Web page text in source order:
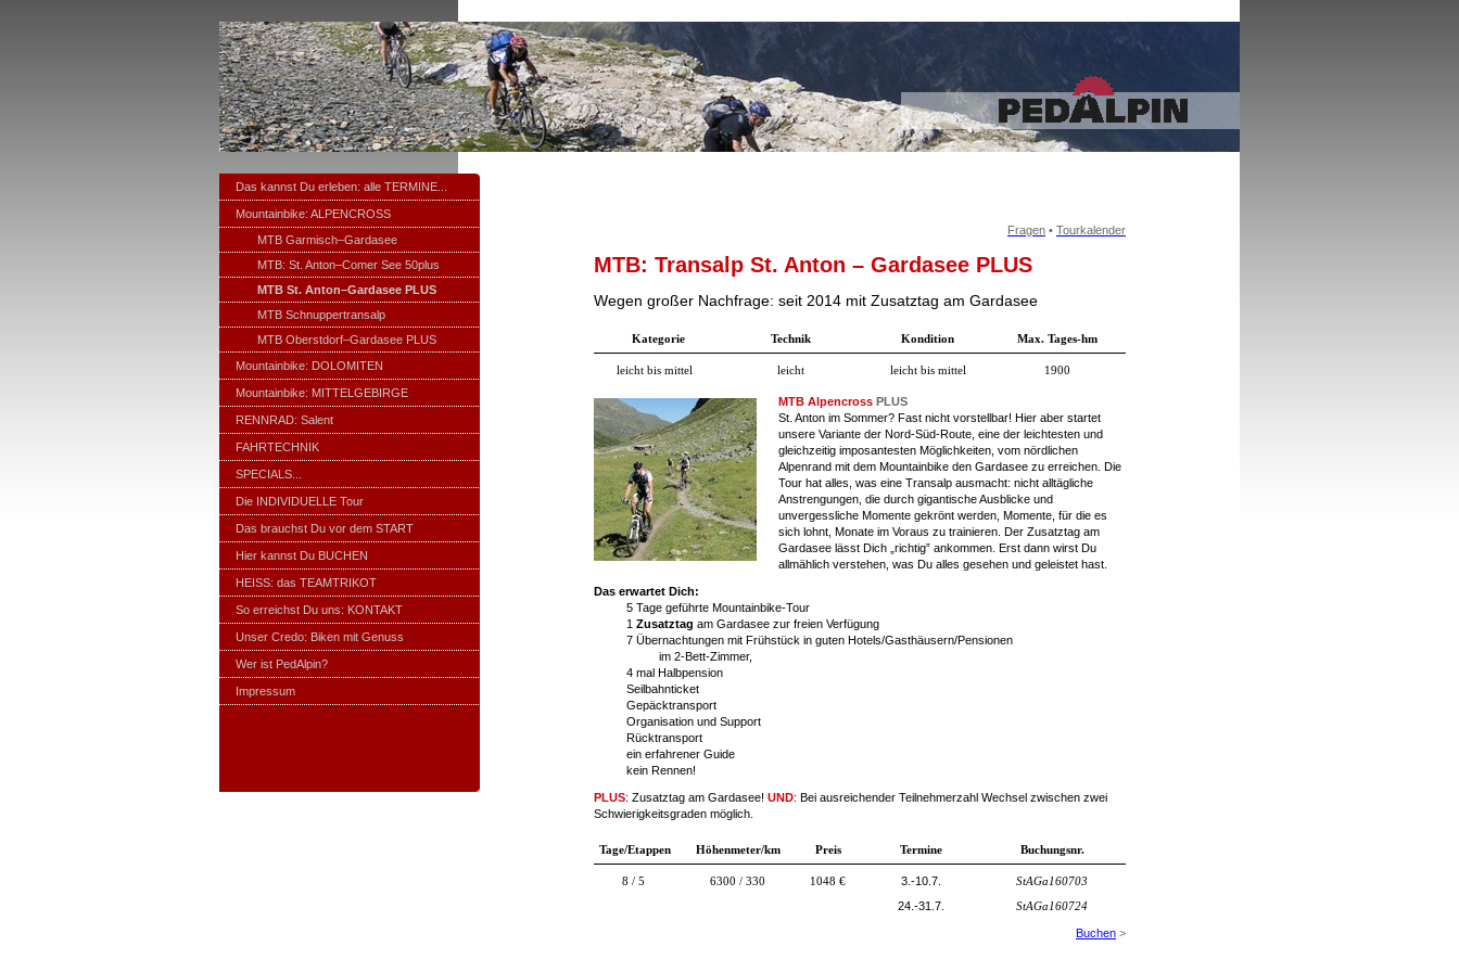
Fragen • Tourkalender
MTB: Transalp St. Anton – Gardasee PLUS
Wegen großer Nachfrage: seit 2014 mit Zusatztag am Gardasee
Kategorie Technik Kondition Max. Tages-hm
leicht bis mittel leicht leicht bis mittel 1900
MTB Alpencross PLUS
St. Anton im Sommer? Fast nicht vorstellbar! Hier aber startet
unsere Variante der Nord-Süd-Route, eine der leichtesten und
gleichzeitig imposantesten Möglichkeiten, vom nördlichen
Alpenrand mit dem Mountainbike den Gardasee zu erreichen. Die
Tour hat alles, was eine Transalp ausmacht: nicht alltäg­liche
Anstrengungen, die durch gigantische Ausblicke und
unvergessliche Momente gekrönt werden, Momente, für die es
sich lohnt, Monate im Voraus zu trainieren. Der Zusatztag am
Gardasee lässt Dich „richtig” ankommen. Erst dann wirst Du
allmählich verstehen, was Du alles gesehen und geleistet hast.
Das erwartet Dich:
5 Tage geführte Mountainbike-Tour
1 Zusatztag am Gardasee zur freien Verfügung
7 Übernachtungen mit Frühstück in guten Hotels/Gasthäusern/Pensionen
im 2-Bett-Zimmer,
4 mal Halbpension
Seilbahnticket
Gepäcktransport
Organisation und Support
Rücktransport
ein erfahrener Guide
kein Rennen!
PLUS: Zusatztag am Gardasee! UND: Bei ausreichender Teilnehmerzahl Wechsel zwischen zwei
Schwierigkeitsgraden möglich.
Tage/Etappen Höhenmeter/km Preis Termine Buchungsnr.
8 / 5 6300 / 330 1048 €
3.-10.7.
24.-31.7.
StAGa160703
StAGa160724
Buchen >
Das kannst Du erleben: alle TERMINE...
Mountainbike: ALPENCROSS
MTB Garmisch–Gardasee
MTB: St. Anton–Comer See 50plus
MTB St. Anton–Gardasee PLUS
MTB Schnuppertransalp
MTB Oberstdorf–Gardasee PLUS
Mountainbike: DOLOMITEN
Mountainbike: MITTELGEBIRGE
RENNRAD: Salent
FAHRTECHNIK
SPECIALS...
Die INDIVIDUELLE Tour
Das brauchst Du vor dem START
Hier kannst Du BUCHEN
HEISS: das TEAMTRIKOT
So erreichst Du uns: KONTAKT
Unser Credo: Biken mit Genuss
Wer ist PedAlpin?
Impressum